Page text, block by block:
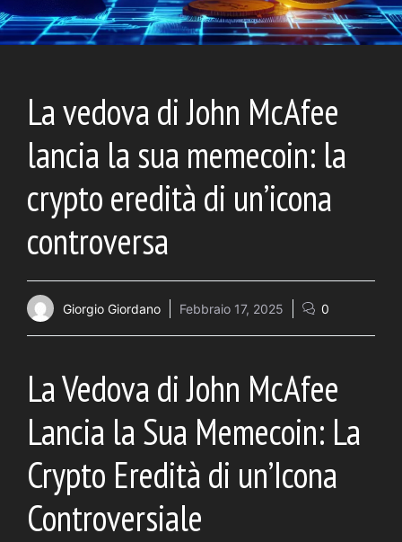
La vedova di John McAfee
lancia la sua memecoin: la
crypto eredità di un’icona
controversa
Giorgio Giordano Febbraio 17, 2025 0
La Vedova di John McAfee
Lancia la Sua Memecoin: La
Crypto Eredità di un’Icona
Controversiale